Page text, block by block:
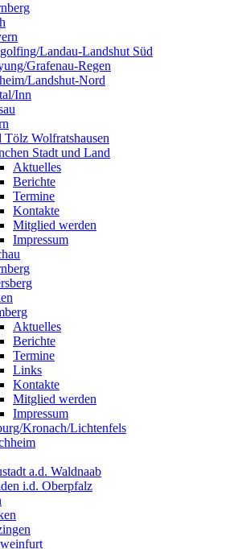
Landau-Landshut Süd
Grafenau-Regen
Landshut-Nord
Inn
Tölz Wolfratshausen
Stadt und Land
Aktuelles
Berichte
Termine
Kontakte
Mitglied werden
Impressum
Aktuelles
Berichte
Termine
Links
Kontakte
Mitglied werden
Impressum
Kronach/Lichtenfels
a.d. Waldnaab
i.d. Oberpfalz